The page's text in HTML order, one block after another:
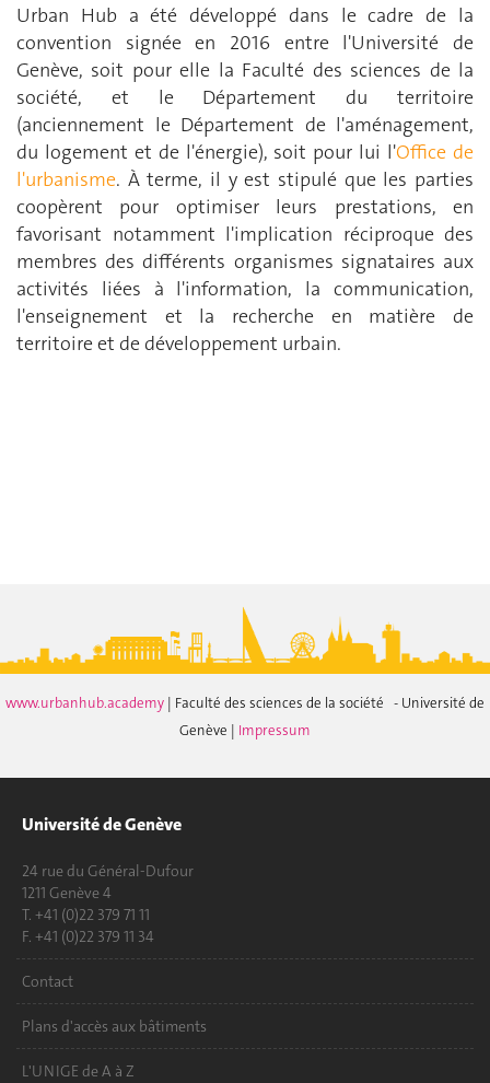
Urban Hub a été développé dans le cadre de la
convention signée en 2016 entre l'Université de
Genève, soit pour elle la Faculté des sciences de la
société, et le Département du territoire
(anciennement le Département de l'aménagement,
du logement et de l'énergie), soit pour lui l'Office de
l'urbanisme. À terme, il y est stipulé que les parties
coopèrent pour optimiser leurs prestations, en
favorisant notamment l'implication réciproque des
membres des différents organismes signataires aux
activités liées à l'information, la communication,
l'enseignement et la recherche en matière de
territoire et de développement urbain.
www.urbanhub.academy | Faculté des sciences de la société - Université de
Genève | Impressum
Université de Genève
24 rue du Général-Dufour
1211 Genève 4
T. +41 (0)22 379 71 11
F. +41 (0)22 379 11 34
Contact
Plans d'accès aux bâtiments
L'UNIGE de A à Z